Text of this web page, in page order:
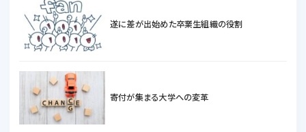
遂に差が出始めた卒業生組織の役割
寄付が集まる大学への変革